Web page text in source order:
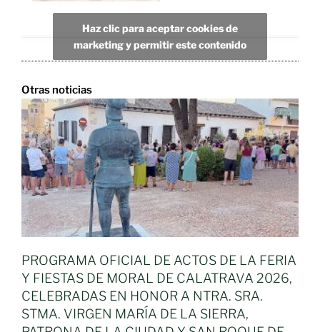
Haz clic para aceptar cookies de
marketing y permitir este contenido
Otras noticias
PROGRAMA OFICIAL DE ACTOS DE LA FERIA
Y FIESTAS DE MORAL DE CALATRAVA 2026,
CELEBRADAS EN HONOR A NTRA. SRA.
STMA. VIRGEN MARÍA DE LA SIERRA,